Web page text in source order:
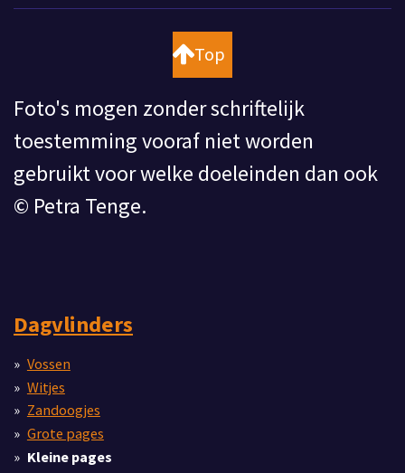
Top
Foto's mogen zonder schriftelijk
toestemming vooraf niet worden
gebruikt voor welke doeleinden dan ook
© Petra Tenge.
Dagvlinders
Vossen
Witjes
Zandoogjes
Grote pages
Kleine pages